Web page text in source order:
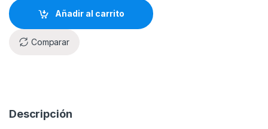
Añadir al carrito
Comparar
Descripción